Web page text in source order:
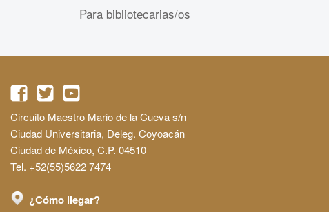
Para bibliotecarias/os
Circuito Maestro Mario de la Cueva s/n
Ciudad Universitaria, Deleg. Coyoacán
Ciudad de México, C.P. 04510
Tel. +52(55)5622 7474
¿Cómo llegar?